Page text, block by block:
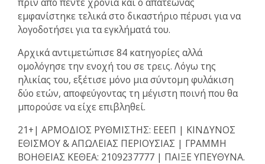
εμφανίστηκε τελικά στο δικαστήριο πέρυσι για να
λογοδοτήσει για τα εγκλήματά του.
Αρχικά αντιμετώπισε 84 κατηγορίες αλλά
ομολόγησε την ενοχή του σε τρεις. Λόγω της
ηλικίας του, εξέτισε μόνο μια σύντομη φυλάκιση
δύο ετών, αποφεύγοντας τη μέγιστη ποινή που θα
μπορούσε να είχε επιβληθεί.
21+| ΑΡΜΟΔΙΟΣ ΡΥΘΜΙΣΤΗΣ: ΕΕΕΠ | ΚΙΝΔΥΝΟΣ
ΕΘΙΣΜΟΥ & ΑΠΩΛΕΙΑΣ ΠΕΡΙΟΥΣΙΑΣ | ΓΡΑΜΜΗ
ΒΟΗΘΕΙΑΣ ΚΕΘΕΑ: 2109237777 | ΠΑΙΞΕ ΥΠΕΥΘΥΝΑ.